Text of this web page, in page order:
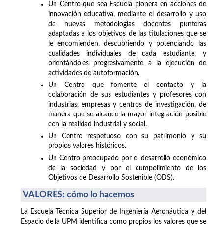
Un Centro que sea Escuela pionera en acciones de
innovación educativa, mediante el desarrollo y uso
de nuevas metodologías docentes punteras
adaptadas a los objetivos de las titulaciones que se
le encomienden, descubriendo y potenciando las
cualidades individuales de cada estudiante, y
orientándoles progresivamente a la ejecución de
actividades de autoformación.
Un Centro que fomente el contacto y la
colaboración de sus estudiantes y profesores con
industrias, empresas y centros de investigación, de
manera que se alcance la mayor integración posible
con la realidad industrial y social.
Un Centro respetuoso con su patrimonio y su
propios valores históricos.
Un Centro preocupado por el desarrollo económico
de la sociedad y por el cumpolimiento de los
Objetivos de Desarrollo Sostenible (ODS).
VALORES: cómo lo hacemos
La Escuela Técnica Superior de Ingeniería Aeronáutica y del
Espacio de la UPM identifica como propios los valores que se